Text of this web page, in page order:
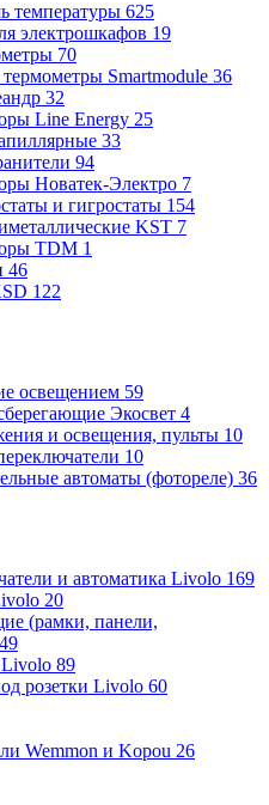
температуры 625
электрошкафов 19
70
Smartmodule 36
32
Line Energy 25
33
94
Новатек-Электро 7
и гигростаты 154
KST 7
TDM 1
46
122
освещением 59
Экосвет 4
и освещения, пульты 10
10
автоматы (фотореле) 36
и автоматика Livolo 169
20
(рамки, панели,
89
розетки Livolo 60
Wemmon и Kopou 26